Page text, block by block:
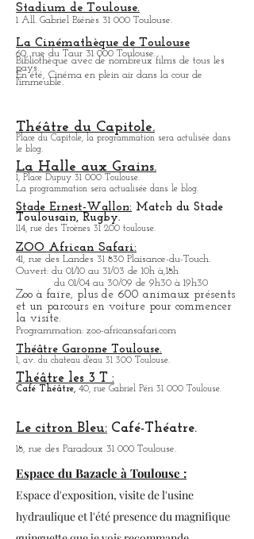
1 Place Laganne 31 300 Toulouse.
Expositions de photographie.
MEET TOULOUSE Parc des
Expositions.
La programmation sera actualisée sur le blog.
La Cinémathèque de Toulouse
60, rue du Taur 31 000 Toulouse.
Bibliothèque avec de nombreux films de tous les
pays.
En été, Cinéma en plein air dans la cour de
l'immeuble.
Théâtre du Capitole.
Place du Capitole, la programmation sera actulisée dans
le blog.
La Halle aux Grains.
1, Place Dupuy 31 000 Toulouse.
La programmation sera actualisée dans le blog.
Stade Ernest-Wallon:Match du Stade
Toulousain, Rugby.
114, rue des Troènes 31 200 toulouse.
ZOO African Safari:
41, rue des Landes 31 830 Plaisance-du-Touch.
Ouvert: du 01/10 au 31/03 de 10h à,18h
du 01/04 au 30/09 de 9h30 à 19h30
Zoo à faire, plus de 600 animaux présents
Programmation: zoo-africansafari.com
Théâtre Garonne Toulouse.
1, av. du chateau d'eau 31 300 Toulouse.
Théâtre les 3 T :
Le citron Bleu:Café-Théatre.